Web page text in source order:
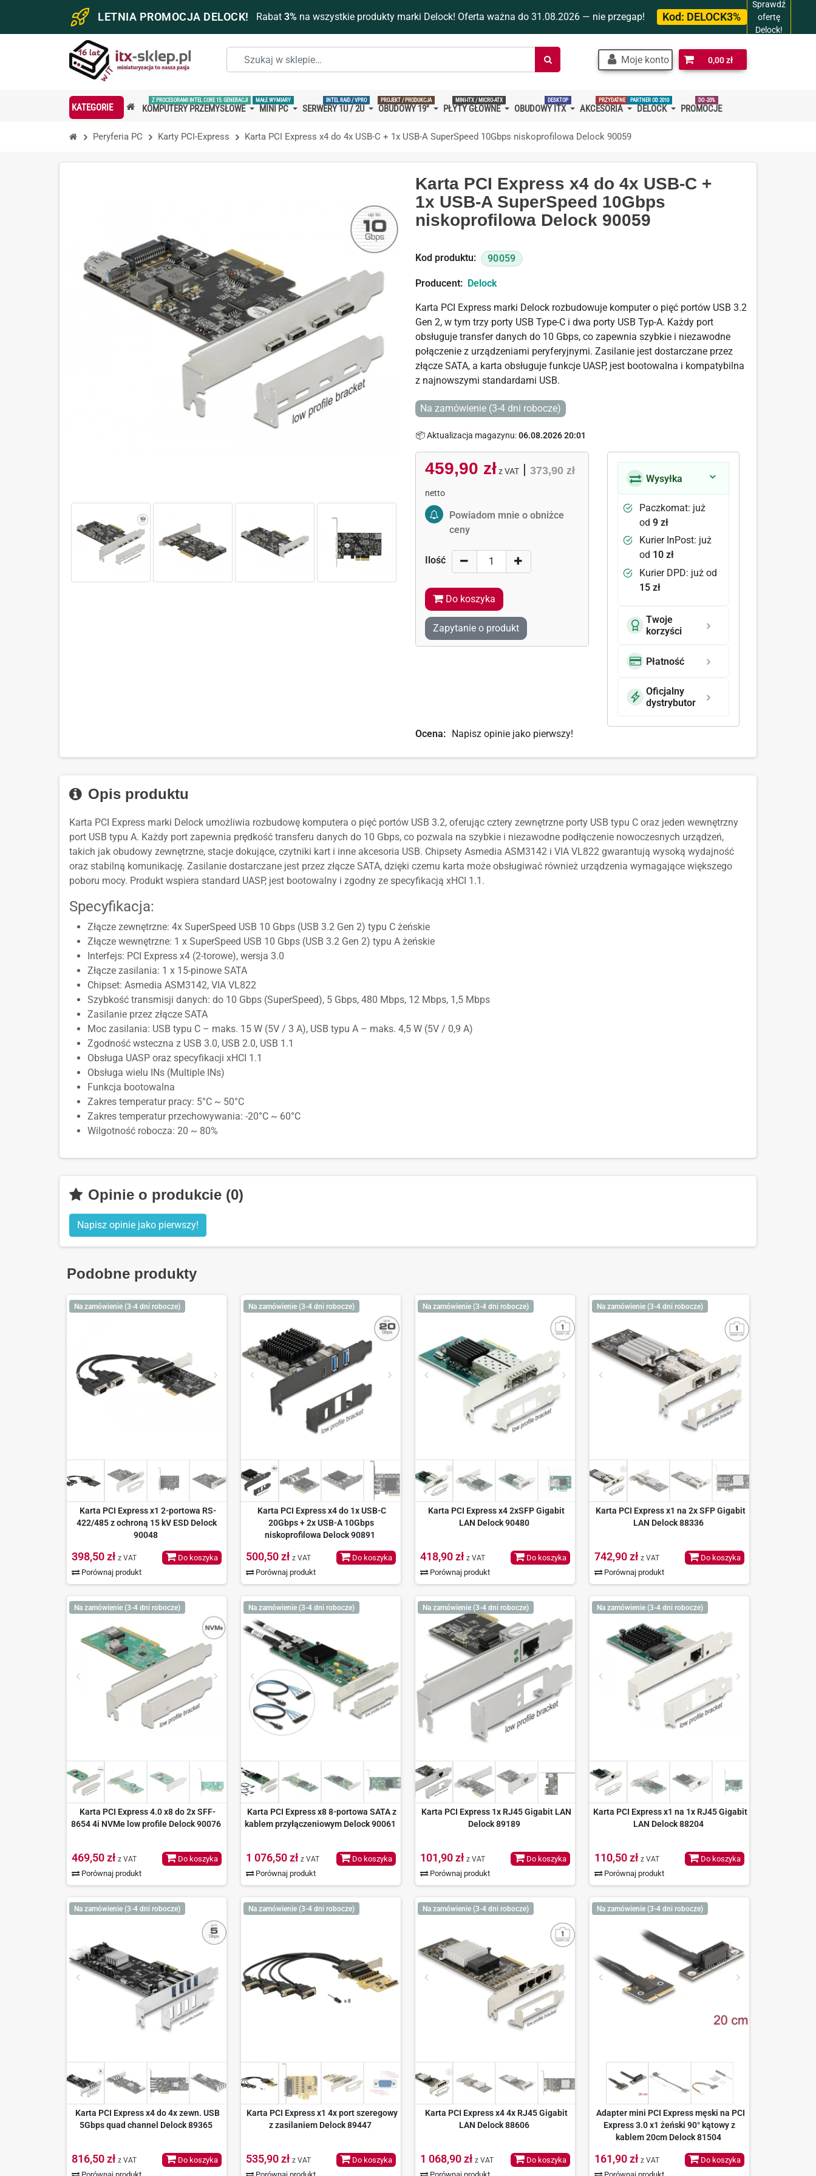
LETNIA PROMOCJA DELOCK! Rabat 3%na wszystkie produkty marki Delock! Oferta ważna do 31.08.2026 — nie przegap! Kod: DELOCK3%
Sprawdź
ofertę
Delock!
Szukaj
w
Moje konto 0,00 zł
KATEGORIE KOMPUTERY PRZEMYSŁOWE
Z PROCESORAMI INTEL CORE 15. GENERACJI
MINI PC
MAŁE WYMIARY
SERWERY 1U / 2U
INTEL RAID / VPRO
OBUDOWY 19''
PROJEKT / PRODUKCJA
PŁYTY GŁÓWNE
MINI-ITX / MICRO-ATX
OBUDOWY ITX
DESKTOP
AKCESORIA
PRZYDATNE
DELOCK
PARTNER OD 2010
PROMOCJE
DO -20%
Peryferia PC Karty PCI-Express Karta PCI Express x4 do 4x USB-C + 1x USB-A SuperSpeed 10Gbps niskoprofilowa Delock 90059
Karta PCI Express x4 do 4x USB-C +
1x USB-A SuperSpeed 10Gbps
niskoprofilowa Delock 90059
Kod produktu: 90059
Producent: Delock
Karta PCI Express marki Delock rozbudowuje komputer o pięć portów USB 3.2
Gen 2, w tym trzy porty USB Type-C i dwa porty USB Typ-A. Każdy port
obsługuje transfer danych do 10 Gbps, co zapewnia szybkie i niezawodne
połączenie z urządzeniami peryferyjnymi. Zasilanie jest dostarczane przez
złącze SATA, a karta obsługuje funkcje UASP, jest bootowalna i kompatybilna
z najnowszymi standardami USB.
Na zamówienie (3-4 dni robocze)
📦 Aktualizacja magazynu:06.08.2026 20:01
459,90 zł z VAT| 373,90 zł
netto
Activate Price Alert
Powiadom mnie o obniżce
ceny
Ilość
Do koszyka
Zapytanie o produkt
Wysyłka
Paczkomat: już
od9 zł
Kurier InPost: już
od 10 zł
Kurier DPD: już od
15 zł
Twoje
korzyści
Płatność
Oficjalny
dystrybutor
Ocena: Napisz opinie jako pierwszy!
Opis produktu
Karta PCI Express marki Delock umożliwia rozbudowę komputera o pięć portów USB 3.2, oferując cztery zewnętrzne porty USB typu C oraz jeden wewnętrzny
port USB typu A. Każdy port zapewnia prędkość transferu danych do 10 Gbps, co pozwala na szybkie i niezawodne podłączenie nowoczesnych urządzeń,
takich jak obudowy zewnętrzne, stacje dokujące, czytniki kart i inne akcesoria USB. Chipsety Asmedia ASM3142 i VIA VL822 gwarantują wysoką wydajność
oraz stabilną komunikację. Zasilanie dostarczane jest przez złącze SATA, dzięki czemu karta może obsługiwać również urządzenia wymagające większego
poboru mocy. Produkt wspiera standard UASP, jest bootowalny i zgodny ze specyfikacją xHCI 1.1.
Specyfikacja:
Złącze zewnętrzne: 4x SuperSpeed USB 10 Gbps (USB 3.2 Gen 2) typu C żeńskie
Złącze wewnętrzne: 1 x SuperSpeed USB 10 Gbps (USB 3.2 Gen 2) typu A żeńskie
Interfejs: PCI Express x4 (2-torowe), wersja 3.0
Złącze zasilania: 1 x 15-pinowe SATA
Chipset: Asmedia ASM3142, VIA VL822
Szybkość transmisji danych: do 10 Gbps (SuperSpeed), 5 Gbps, 480 Mbps, 12 Mbps, 1,5 Mbps
Zasilanie przez złącze SATA
Moc zasilania: USB typu C – maks. 15 W (5V / 3 A), USB typu A – maks. 4,5 W (5V / 0,9 A)
Zgodność wsteczna z USB 3.0, USB 2.0, USB 1.1
Obsługa UASP oraz specyfikacji xHCI 1.1
Obsługa wielu INs (Multiple INs)
Funkcja bootowalna
Zakres temperatur pracy: 5°C ~ 50°C
Zakres temperatur przechowywania: -20°C ~ 60°C
Wilgotność robocza: 20 ~ 80%
Opinie o produkcie (0)
Napisz opinie jako pierwszy!
Podobne produkty
Na zamówienie (3-4 dni robocze)
Karta PCI Express x1 2-portowa RS-
422/485 z ochroną 15 kV ESD Delock
90048
398,50 zł z VAT
Porównaj produkt
Do koszyka
Na zamówienie (3-4 dni robocze)
Karta PCI Express x4 do 1x USB-C
20Gbps + 2x USB-A 10Gbps
niskoprofilowa Delock 90891
500,50 zł z VAT
Porównaj produkt
Do koszyka
Na zamówienie (3-4 dni robocze)
Karta PCI Express x4 2xSFP Gigabit
LAN Delock 90480
418,90 zł z VAT
Porównaj produkt
Do koszyka
Na zamówienie (3-4 dni robocze)
Karta PCI Express x1 na 2x SFP Gigabit
LAN Delock 88336
742,90 zł z VAT
Porównaj produkt
Do koszyka
Na zamówienie (3-4 dni robocze)
Karta PCI Express 4.0 x8 do 2x SFF-
8654 4i NVMe low profile Delock 90076
469,50 zł z VAT
Porównaj produkt
Do koszyka
Na zamówienie (3-4 dni robocze)
Karta PCI Express x8 8-portowa SATA z
kablem przyłączeniowym Delock 90061
1 076,50 zł z VAT
Porównaj produkt
Do koszyka
Na zamówienie (3-4 dni robocze)
Karta PCI Express 1x RJ45 Gigabit LAN
Delock 89189
101,90 zł z VAT
Porównaj produkt
Do koszyka
Na zamówienie (3-4 dni robocze)
Karta PCI Express x1 na 1x RJ45 Gigabit
LAN Delock 88204
110,50 zł z VAT
Porównaj produkt
Do koszyka
Na zamówienie (3-4 dni robocze)
Karta PCI Express x4 do 4x zewn. USB
5Gbps quad channel Delock 89365
816,50 zł z VAT Do koszyka
Na zamówienie (3-4 dni robocze)
Karta PCI Express x1 4x port szeregowy
z zasilaniem Delock 89447
535,90 zł z VAT Do koszyka
Na zamówienie (3-4 dni robocze)
Karta PCI Express x4 4x RJ45 Gigabit
LAN Delock 88606
1 068,90 zł z VAT Do koszyka
Na zamówienie (3-4 dni robocze)
Adapter mini PCI Express męski na PCI
Express 3.0 x1 żeński 90° kątowy z
kablem 20cm Delock 81504
161,90 zł z VAT Do koszyka